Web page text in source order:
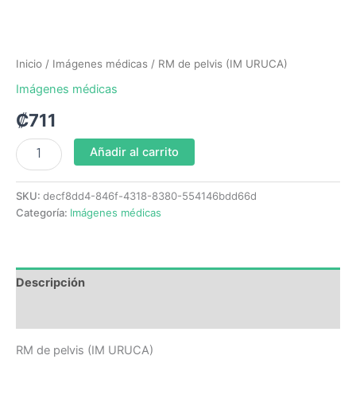
Inicio / Imágenes médicas / RM de pelvis (IM URUCA)
Imágenes médicas
₡711
Añadir al carrito
SKU: decf8dd4-846f-4318-8380-554146bdd66d
Categoría: Imágenes médicas
Descripción
RM de pelvis (IM URUCA)